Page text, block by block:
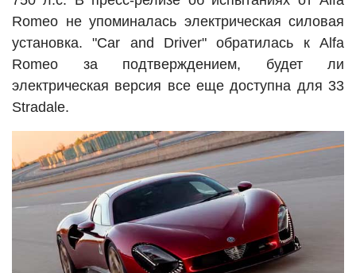
Romeo не упоминалась электрическая силовая
установка. "Car and Driver" обратилась к Alfa
Romeo за подтверждением, будет ли
электрическая версия все еще доступна для 33
Stradale.